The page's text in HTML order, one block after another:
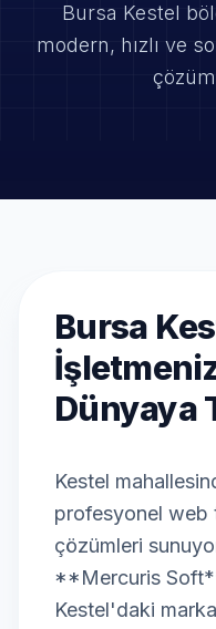
Bursa Kestel
modern, hızlı ve
Bursa
Dünyaya
Kestel
profesyonel web
çözümleri
**Mercuris
Kestel'daki